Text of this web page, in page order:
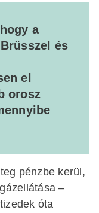
a
és
el
orosz
pénzbe kerül,
–
óta